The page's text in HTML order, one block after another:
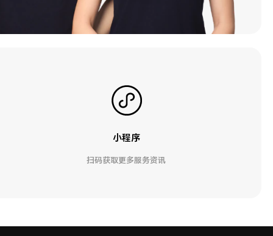
小程序
扫码获取更多服务资讯